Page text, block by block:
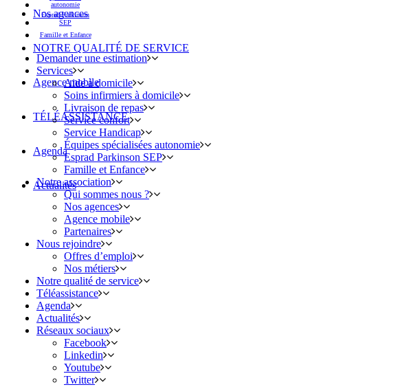
Nos agences
NOTRE QUALITÉ DE SERVICE
Agence mobile
TÉLÉASSISTANCE
Agenda
Actualités
autonomie
Esprad Parkinson
SEP
Famille et Enfance
Demander une estimation
Services
Aide à domicile
Soins infirmiers à domicile
Livraison de repas
Service confort
Service Handicap
Équipes spécialisées autonomie
Esprad Parkinson SEP
Famille et Enfance
Notre association
Qui sommes nous ?
Nos agences
Agence mobile
Partenaires
Nous rejoindre
Offres d’emploi
Nos métiers
Notre qualité de service
Téléassistance
Agenda
Actualités
Réseaux sociaux
Facebook
Linkedin
Youtube
Twitter